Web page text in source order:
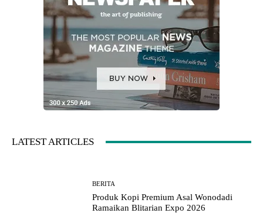
LATEST ARTICLES
BERITA
Produk Kopi Premium Asal Wonodadi
Ramaikan Blitarian Expo 2026